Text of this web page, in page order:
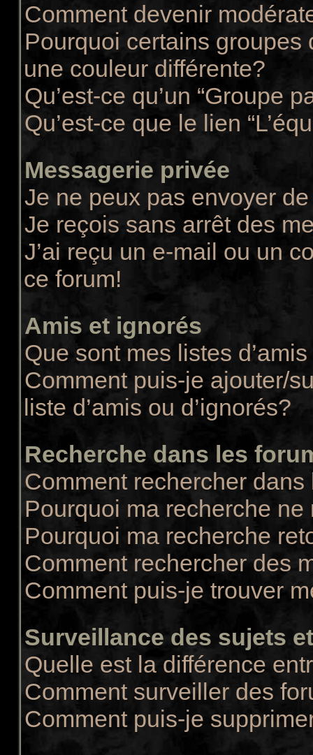
Comment devenir
Pourquoi certains groupes
une couleur différente?
Qu’est-ce qu’un “Groupe
Qu’est-ce que le lien
Messagerie privée
Je ne peux pas envoyer
Je reçois sans arrêt des
J’ai reçu un e-mail ou un
ce forum!
Amis et ignorés
Que sont mes listes
Comment puis-je ajouter/
liste d’amis ou d’ignorés?
Recherche dans les
Comment rechercher dans
Pourquoi ma recherche
Pourquoi ma recherche
Comment rechercher des
Comment puis-je trouver
Surveillance des sujets
Quelle est la différence
Comment surveiller des
Comment puis-je